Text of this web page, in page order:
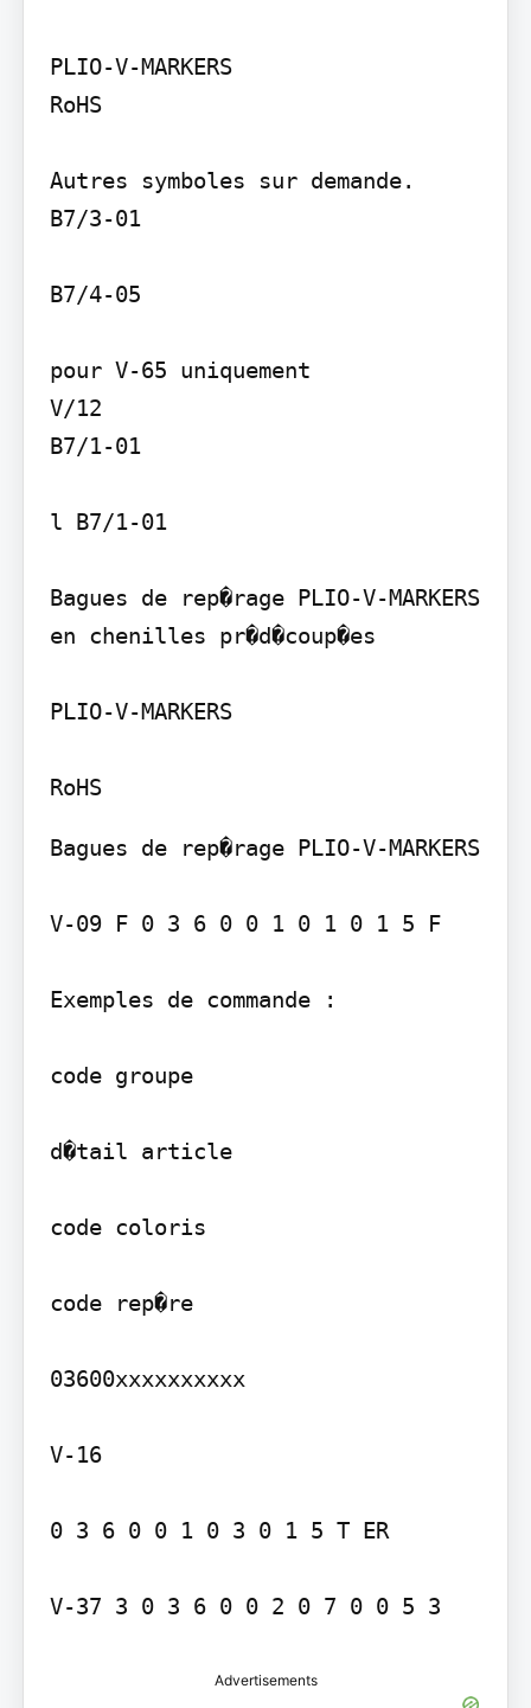
PLIO-V-MARKERS
RoHS
Autres symboles sur demande.
B7/3-01
B7/4-05
pour V-65 uniquement
V/12
B7/1-01
l B7/1-01
Bagues de rep�rage PLIO-V-MARKERS
en chenilles pr�d�coup�es
PLIO-V-MARKERS
RoHS
Bagues de rep�rage PLIO-V-MARKERS
V-09 F 0 3 6 0 0 1 0 1 0 1 5 F
Exemples de commande :
code groupe
d�tail article
code coloris
code rep�re
03600xxxxxxxxxx
V-16
0 3 6 0 0 1 0 3 0 1 5 T ER
V-37 3 0 3 6 0 0 2 0 7 0 0 5 3
Advertisements